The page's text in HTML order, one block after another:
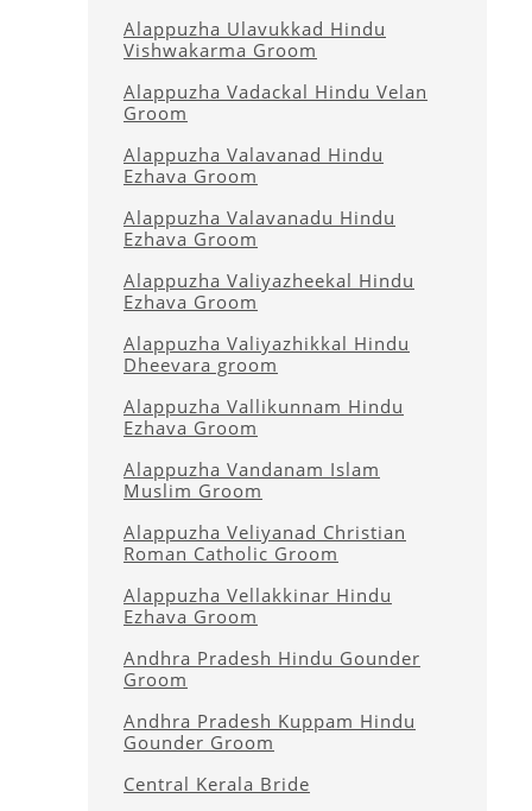
Alappuzha Ulavukkad Hindu
Vishwakarma Groom
Alappuzha Vadackal Hindu Velan
Groom
Alappuzha Valavanad Hindu
Ezhava Groom
Alappuzha Valavanadu Hindu
Ezhava Groom
Alappuzha Valiyazheekal Hindu
Ezhava Groom
Alappuzha Valiyazhikkal Hindu
Dheevara groom
Alappuzha Vallikunnam Hindu
Ezhava Groom
Alappuzha Vandanam Islam
Muslim Groom
Alappuzha Veliyanad Christian
Roman Catholic Groom
Alappuzha Vellakkinar Hindu
Ezhava Groom
Andhra Pradesh Hindu Gounder
Groom
Andhra Pradesh Kuppam Hindu
Gounder Groom
Central Kerala Bride